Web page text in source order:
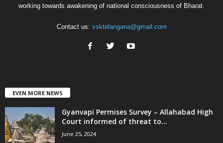
working towards awakening of national consciousness of Bharat.
Contact us: vsktelangana@gmail.com
EVEN MORE NEWS
Gyanvapi Permises Survey – Allahabad High
Court informed of threat to...
June 25, 2024